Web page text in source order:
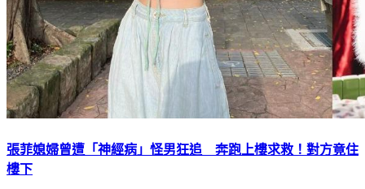
張菲媳婦曾遭「神經病」怪男狂追 奔跑上樓求救！對方竟住
樓下